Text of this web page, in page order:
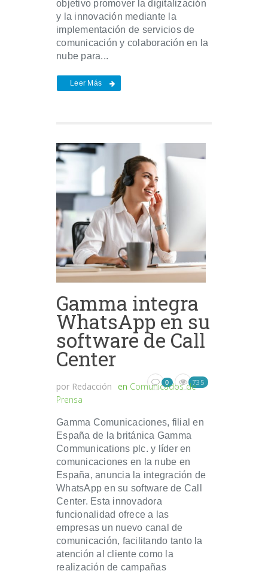
objetivo promover la digitalización
y la innovación mediante la
implementación de servicios de
comunicación y colaboración en la
nube para...
Leer Más
Gamma integra
WhatsApp en su
software de Call
Center
por Redacción en Comunicados de
Prensa
0 735
Gamma Comunicaciones, filial en
España de la británica Gamma
Communications plc. y líder en
comunicaciones en la nube en
España, anuncia la integración de
WhatsApp en su software de Call
Center. Esta innovadora
funcionalidad ofrece a las
empresas un nuevo canal de
comunicación, facilitando tanto la
atención al cliente como la
realización de campañas